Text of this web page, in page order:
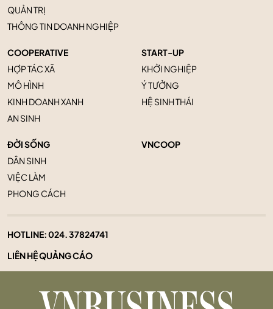
QUẢN TRỊ
THÔNG TIN DOANH NGHIỆP
COOPERATIVE
HỢP TÁC XÃ
MÔ HÌNH
KINH DOANH XANH
AN SINH
START-UP
KHỞI NGHIỆP
Ý TƯỞNG
HỆ SINH THÁI
ĐỜI SỐNG
DÂN SINH
VIỆC LÀM
PHONG CÁCH
VNCOOP
HOTLINE:024. 37824741
LIÊN HỆ QUẢNG CÁO